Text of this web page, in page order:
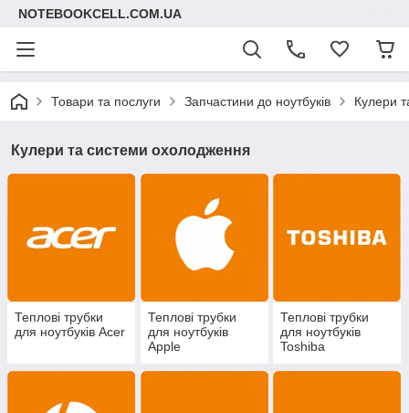
NOTEBOOKCELL.COM.UA
Товари та послуги Запчастини до ноутбуків Кулери
Кулери та системи охолодження
Теплові трубки
для ноутбуків Acer
Теплові трубки
для ноутбуків
Apple
Теплові трубки
для ноутбуків
Toshiba